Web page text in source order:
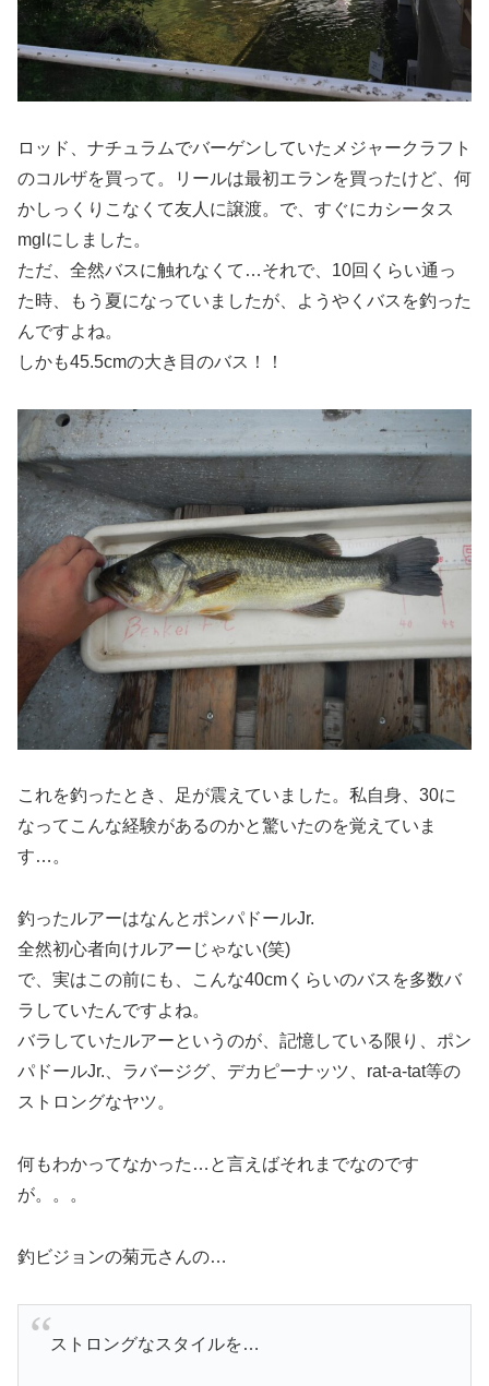
ロッド、ナチュラムでバーゲンしていたメジャークラフト
のコルザを買って。リールは最初エランを買ったけど、何
かしっくりこなくて友人に譲渡。で、すぐにカシータス
mglにしました。
ただ、全然バスに触れなくて…それで、10回くらい通っ
た時、もう夏になっていましたが、ようやくバスを釣った
んですよね。
しかも45.5cmの大き目のバス！！
これを釣ったとき、足が震えていました。私自身、30に
なってこんな経験があるのかと驚いたのを覚えていま
す…。
釣ったルアーはなんとポンパドールJr.
全然初心者向けルアーじゃない(笑)
で、実はこの前にも、こんな40cmくらいのバスを多数バ
ラしていたんですよね。
バラしていたルアーというのが、記憶している限り、ポン
パドールJr.、ラバージグ、デカピーナッツ、rat-a-tat等の
ストロングなヤツ。
何もわかってなかった…と言えばそれまでなのです
が。。。
釣ビジョンの菊元さんの…
ストロングなスタイルを…